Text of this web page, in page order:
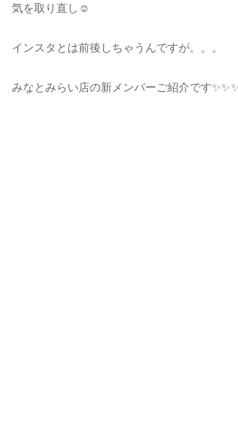
気を取り直し☺️
インスタとは前後しちゃうんですが。。。
みなとみらい店の新メンバーご紹介です